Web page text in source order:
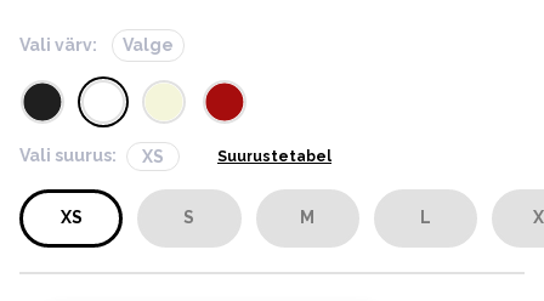
Vali värv: Valge
Vali suurus: XS Suurustetabel
XS S M L